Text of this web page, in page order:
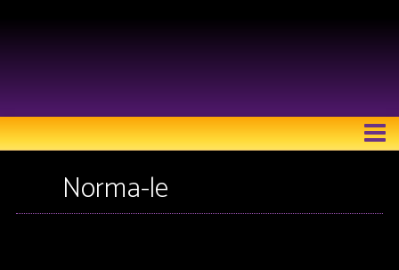
Norma-le